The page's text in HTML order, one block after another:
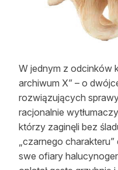
Lasy prywatne
100 lat „Lasu
Prenumerata
Reklama
Zostań autorem
W jednym z odcinków
archiwum X” – o
rozwiązujących
racjonalnie
którzy zaginęli bez
„czarnego
swe ofiary